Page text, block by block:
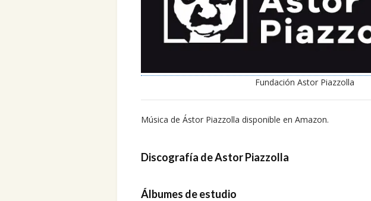
Fundación Astor Piazzolla
Música de Ástor Piazzolla disponible en Amazon.
Discografía de Astor Piazzolla
Álbumes de estudio